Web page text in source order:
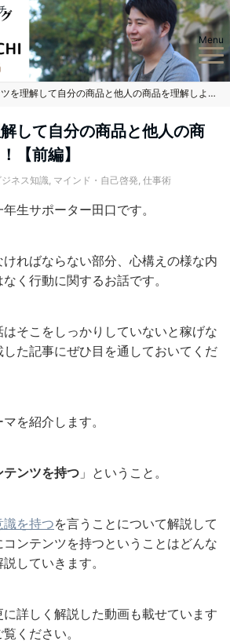
Menu
コンテンツを理解して自分の商品と他人の商品を理解しよう！【前編】
して自分の商品と他人の商
【前編】
ジネス知識, マインド・自己啓発, 仕事術
生サポーター田口です。
ればならない部分、心構えの様な内
く行動に関するお話です。
そこをしっかりしていないと稼げな
た記事にぜひ目を通しておいてくだ
を紹介します。
テンツを持つ 」ということ。
識を持つを言うことについて解説して
ンテンツを持つということはどんな
していきます。
詳しく解説した動画も載せています
ください。